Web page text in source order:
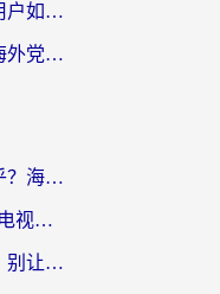
迅游和银河好用吗？海外用户如何选择回国加速器实现无缝访问国内资源
穿梭和奇游手游好用吗？海外党亲测3款回国加速器，附蜜蜂加速器七天试用攻略
国外可以看央视影音吗知乎？海外党亲测有效的回国加速方案
海外党必看：选对“海外看电视剧软件”，再也不用愁国内剧刷不了
国外如何听国内音乐软件？别让地域限制，断了你的中文歌单